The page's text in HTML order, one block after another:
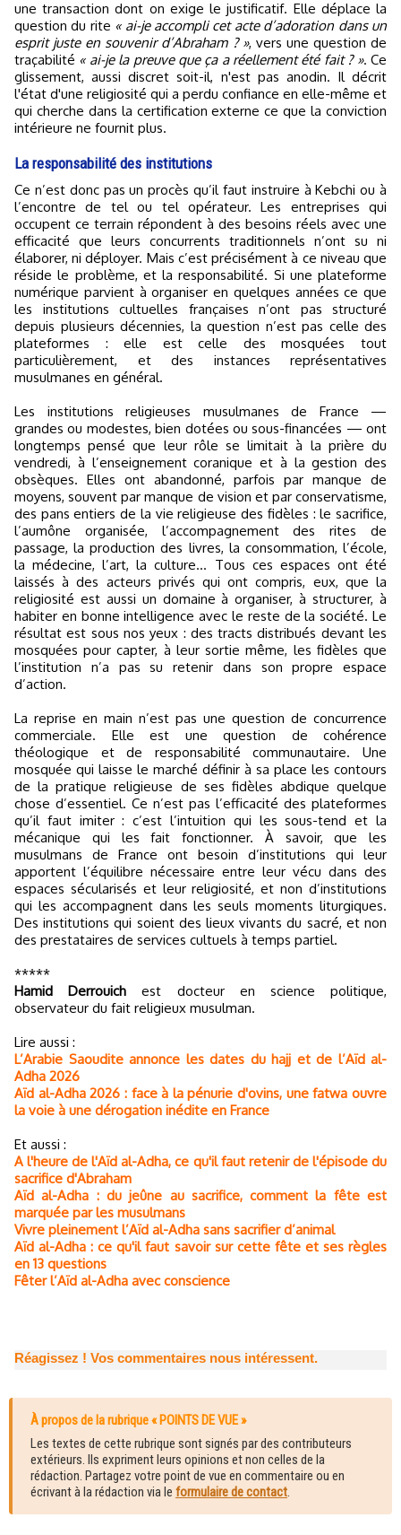
une transaction dont on exige le justificatif. Elle déplace la
question du rite « ai-je accompli cet acte d’adoration dans un
esprit juste en souvenir d’Abraham ? », vers une question de
traçabilité « ai-je la preuve que ça a réellement été fait ? ». Ce
glissement, aussi discret soit-il, n'est pas anodin. Il décrit
l'état d'une religiosité qui a perdu confiance en elle-même et
qui cherche dans la certification externe ce que la conviction
intérieure ne fournit plus.
La responsabilité des institutions
Ce n’est donc pas un procès qu’il faut instruire à Kebchi ou à
l’encontre de tel ou tel opérateur. Les entreprises qui
occupent ce terrain répondent à des besoins réels avec une
efficacité que leurs concurrents traditionnels n’ont su ni
élaborer, ni déployer. Mais c’est précisément à ce niveau que
réside le problème, et la responsabilité. Si une plateforme
numérique parvient à organiser en quelques années ce que
les institutions cultuelles françaises n’ont pas structuré
depuis plusieurs décennies, la question n’est pas celle des
plateformes : elle est celle des mosquées tout
particulièrement, et des instances représentatives
musulmanes en général.
Les institutions religieuses musulmanes de France —
grandes ou modestes, bien dotées ou sous-financées — ont
longtemps pensé que leur rôle se limitait à la prière du
vendredi, à l’enseignement coranique et à la gestion des
obsèques. Elles ont abandonné, parfois par manque de
moyens, souvent par manque de vision et par conservatisme,
des pans entiers de la vie religieuse des fidèles : le sacrifice,
l’aumône organisée, l’accompagnement des rites de
passage, la production des livres, la consommation, l’école,
la médecine, l’art, la culture... Tous ces espaces ont été
laissés à des acteurs privés qui ont compris, eux, que la
religiosité est aussi un domaine à organiser, à structurer, à
habiter en bonne intelligence avec le reste de la société. Le
résultat est sous nos yeux : des tracts distribués devant les
mosquées pour capter, à leur sortie même, les fidèles que
l’institution n’a pas su retenir dans son propre espace
d’action.
La reprise en main n’est pas une question de concurrence
commerciale. Elle est une question de cohérence
théologique et de responsabilité communautaire. Une
mosquée qui laisse le marché définir à sa place les contours
de la pratique religieuse de ses fidèles abdique quelque
chose d’essentiel. Ce n’est pas l’efficacité des plateformes
qu’il faut imiter : c’est l’intuition qui les sous-tend et la
mécanique qui les fait fonctionner. À savoir, que les
musulmans de France ont besoin d’institutions qui leur
apportent l’équilibre nécessaire entre leur vécu dans des
espaces sécularisés et leur religiosité, et non d’institutions
qui les accompagnent dans les seuls moments liturgiques.
Des institutions qui soient des lieux vivants du sacré, et non
des prestataires de services cultuels à temps partiel.
*****
Hamid Derrouich est docteur en science politique,
observateur du fait religieux musulman.
Lire aussi :
L’Arabie Saoudite annonce les dates du hajj et de l’Aïd al-
Adha 2026
Aïd al-Adha 2026 : face à la pénurie d'ovins, une fatwa ouvre
la voie à une dérogation inédite en France
Et aussi :
A l'heure de l'Aïd al-Adha, ce qu'il faut retenir de l'épisode du
sacrifice d'Abraham
Aïd al-Adha : du jeûne au sacrifice, comment la fête est
marquée par les musulmans
Vivre pleinement l’Aïd al-Adha sans sacrifier d’animal
Aïd al-Adha : ce qu'il faut savoir sur cette fête et ses règles
en 13 questions
Fêter l’Aïd al-Adha avec conscience
Réagissez ! Vos commentaires nous intéressent.
À propos de la rubrique « POINTS DE VUE »
Les textes de cette rubrique sont signés par des contributeurs
extérieurs. Ils expriment leurs opinions et non celles de la
rédaction. Partagez votre point de vue en commentaire ou en
écrivant à la rédaction via le formulaire de contact